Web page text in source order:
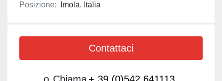
Posizione: Imola, Italia
Contattaci